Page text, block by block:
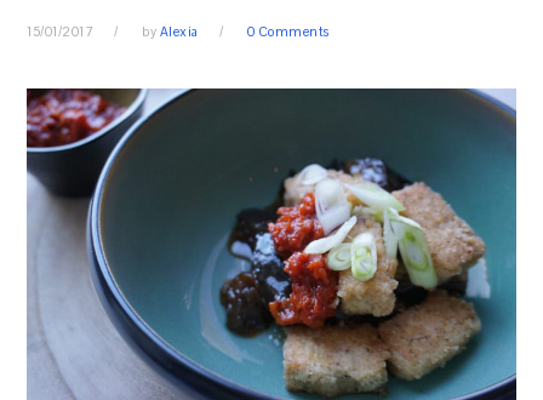
15/01/2017 by Alexia 0 Comments